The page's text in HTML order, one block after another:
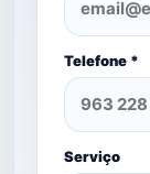
Telefone *
Serviço